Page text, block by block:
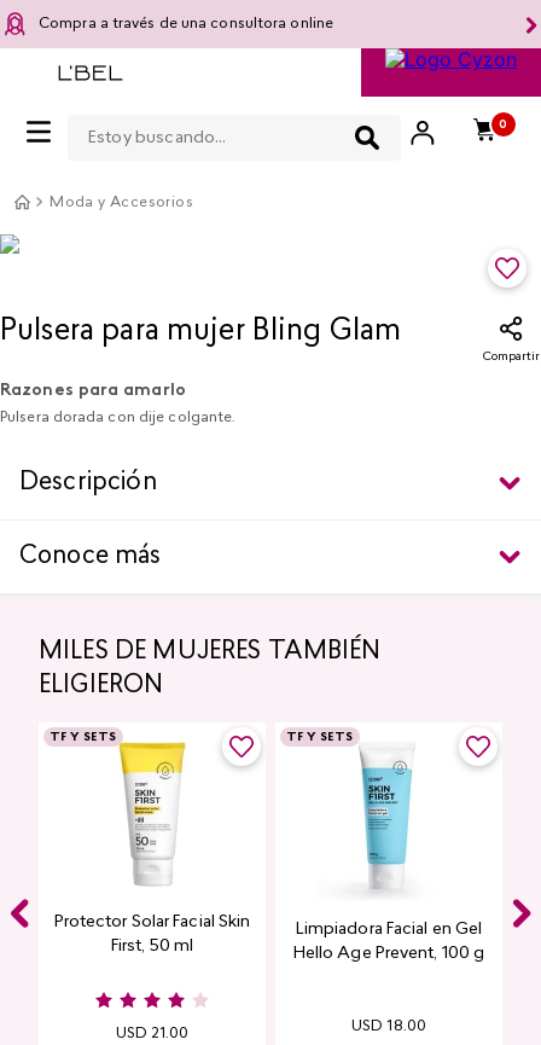
Compra a través de una consultora online
0
Moda y Accesorios
Pulsera para mujer Bling Glam
Compartir
Razones para amarlo
Pulsera dorada con dije colgante.
Descripción
Conoce más
MILES DE MUJERES TAMBIÉN
ELIGIERON
TF Y SETS
Protector Solar Facial Skin
First, 50 ml
USD 21.00
TF Y SETS
Limpiadora Facial en Gel
Hello Age Prevent, 100 g
USD 18.00